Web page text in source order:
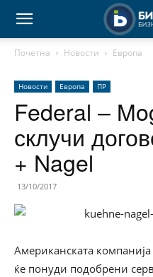
Почетна Новости Европа
Новости Европа ПР
Federal –
склучи
+ Nagel
13/10/2017
Американската
ќе понуди подобрени